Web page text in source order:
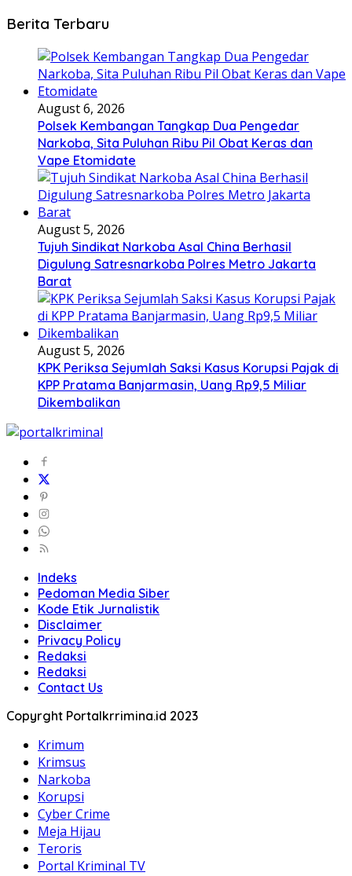
Berita Terbaru
August 6, 2026
Polsek Kembangan Tangkap Dua Pengedar
Narkoba, Sita Puluhan Ribu Pil Obat Keras dan
Vape Etomidate
August 5, 2026
Tujuh Sindikat Narkoba Asal China Berhasil
Digulung Satresnarkoba Polres Metro Jakarta
Barat
August 5, 2026
KPK Periksa Sejumlah Saksi Kasus Korupsi Pajak di
KPP Pratama Banjarmasin, Uang Rp9,5 Miliar
Dikembalikan
Indeks
Pedoman Media Siber
Kode Etik Jurnalistik
Disclaimer
Privacy Policy
Redaksi
Redaksi
Contact Us
Copyrght Portalkrrimina.id 2023
Krimum
Krimsus
Narkoba
Korupsi
Cyber Crime
Meja Hijau
Teroris
Portal Kriminal TV